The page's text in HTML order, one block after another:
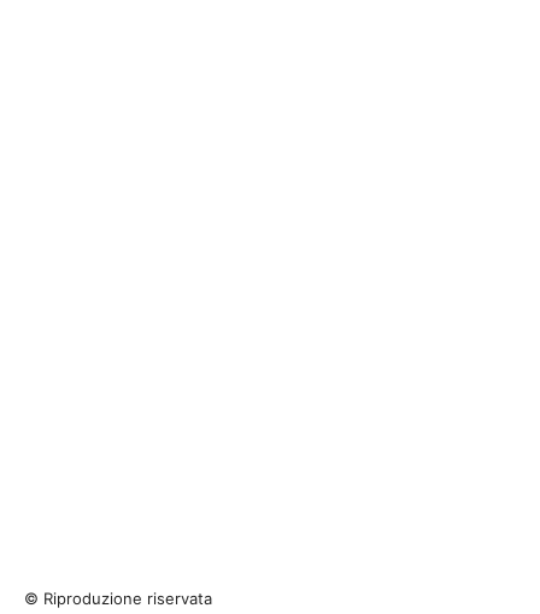
© Riproduzione riservata